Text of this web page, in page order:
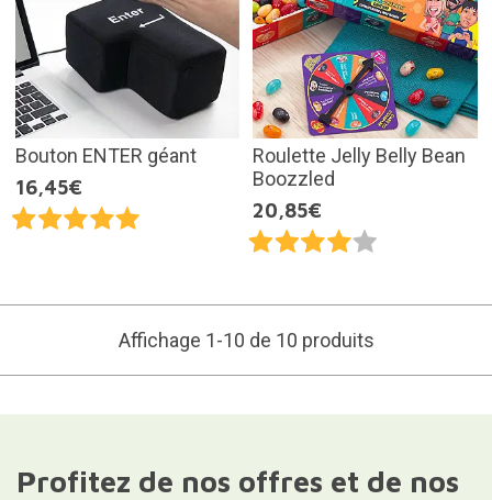
Bouton ENTER géant
16,45€
Roulette Jelly Belly Bean
Boozzled
20,85€
Affichage 1-10 de 10 produits
Profitez de nos offres et de nos